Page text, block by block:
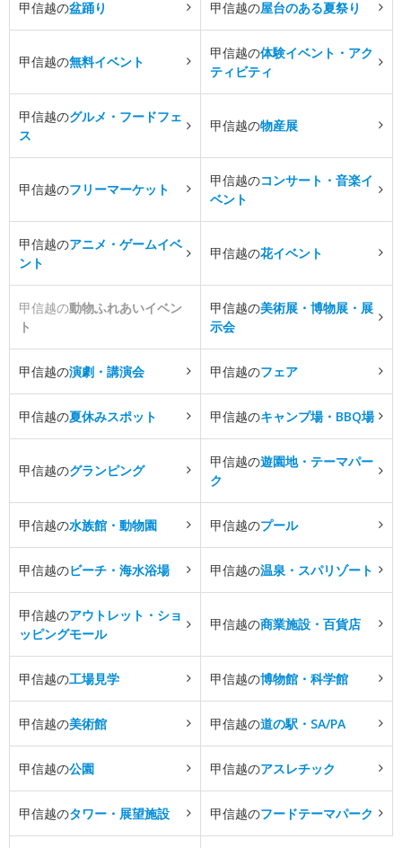
甲信越の盆踊り 甲信越の屋台のある夏祭り
甲信越の無料イベント
甲信越の体験イベント・アク
ティビティ
甲信越のグルメ・フードフェ
ス
甲信越の物産展
甲信越のフリーマーケット
甲信越のコンサート・音楽イ
ベント
甲信越のアニメ・ゲームイベ
ント
甲信越の花イベント
甲信越の動物ふれあいイベン
ト
甲信越の美術展・博物展・展
示会
甲信越の演劇・講演会 甲信越のフェア
甲信越の夏休みスポット 甲信越のキャンプ場・BBQ場
甲信越のグランピング
甲信越の遊園地・テーマパー
ク
甲信越の水族館・動物園 甲信越のプール
甲信越のビーチ・海水浴場 甲信越の温泉・スパリゾート
甲信越のアウトレット・ショ
ッピングモール
甲信越の商業施設・百貨店
甲信越の工場見学 甲信越の博物館・科学館
甲信越の美術館 甲信越の道の駅・SA/PA
甲信越の公園 甲信越のアスレチック
甲信越のタワー・展望施設 甲信越のフードテーマパーク